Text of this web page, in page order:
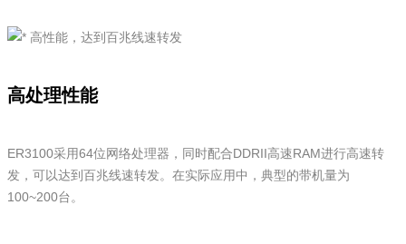
高性能，达到百兆线速转发
高处理性能
ER3100采用64位网络处理器，同时配合DDRII高速RAM进行高速转
发，可以达到百兆线速转发。在实际应用中，典型的带机量为
100~200台。